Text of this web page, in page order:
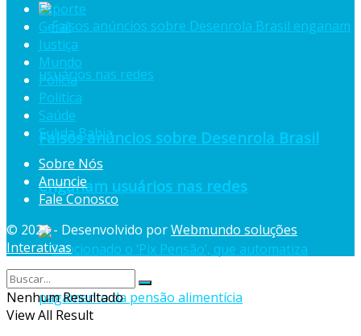
Falsos anúncios sobre Desenrola Brasil
enganam usuários nas redes
Esporte
Geral
Justiça
Mundo
Polícia
Política
Saúde
Sul da Bahia
Sobre Nós
Anuncie
Fale Conosco
© 2021 - Desenvolvido porWebmundo soluções
Interativas
Nenhum Resultado
View All Result